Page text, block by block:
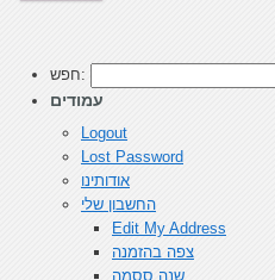
חפש:
עמודים
Logout
Lost Password
אודותינו
החשבון שלי
Edit My Address
צפה בהזמנה
שנה ססמה